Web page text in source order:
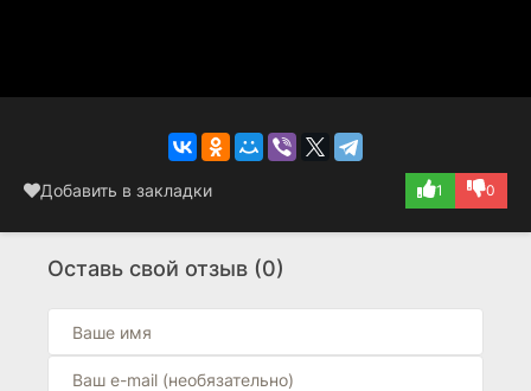
Добавить в закладки 1 0
Оставь свой отзыв (0)